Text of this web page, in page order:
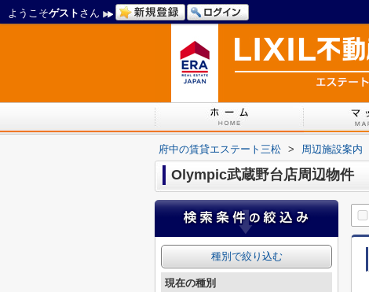
ようこそゲスト さん
府中の賃貸エステート三松 > 周辺施設案内
Olympic武蔵野台店周辺物件
種別で絞り込む
現在の種別